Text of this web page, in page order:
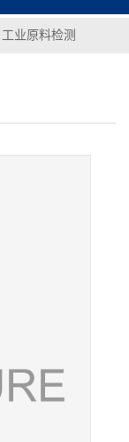
业原料检测